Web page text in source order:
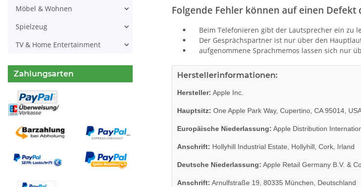
Folgende Fehler können auf einen
Beim Telefonieren gibt der Lautsprecher ein zu
Der Gesprächspartner ist nur über den
aufgenommene Sprachmemos lassen sich nur
Herstellerinformationen:
Hersteller: Apple Inc.
Hauptsitz: One Apple Park Way, Cupertino, CA 95014,
Europäische Niederlassung: Apple Distribution
Anschrift: Hollyhill Industrial Estate, Hollyhill, Cork, Irland
Deutsche Niederlassung: Apple Retail Germany B.V. &
Anschrift: Arnulfstraße 19, 80335 München, Deutschland
Möbel & Wohnen
Spielzeug
TV & Home Entertainment
Zahlungsarten